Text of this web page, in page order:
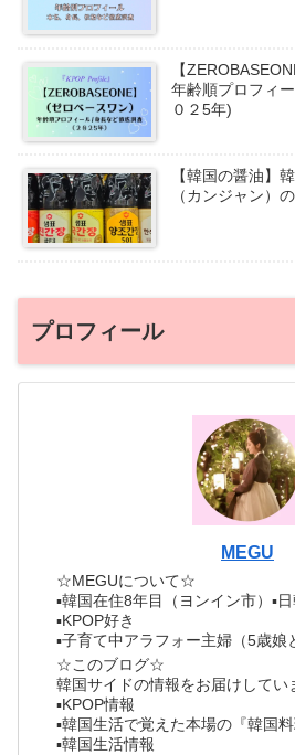
【
年齢順プロフィ
０２5年)
【韓国の醤油】
（カンジャン）
プロフィール
MEGU
☆MEGUについて☆
▪︎韓国在住8年目（ヨンイン市）▪︎
▪︎KPOP好き
▪︎子育て中アラフォー主婦（5歳娘
☆このブログ☆
韓国サイドの情報をお届けしてい
▪︎KPOP情報
▪︎韓国生活で覚えた本場の『韓国
▪︎韓国生活情報